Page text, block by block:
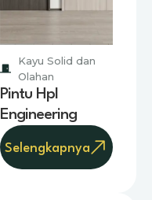
Kayu Solid dan
Olahan
Pintu Hpl
Engineering
Selengkapnya